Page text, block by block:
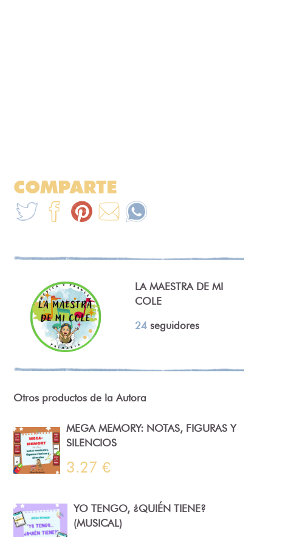
COMPARTE
LA MAESTRA DE MI
COLE
24 seguidores
Otros productos de la Autora
MEGA MEMORY: NOTAS, FIGURAS Y
SILENCIOS
3.27 €
YO TENGO, ¿QUIÉN TIENE?
(MUSICAL)